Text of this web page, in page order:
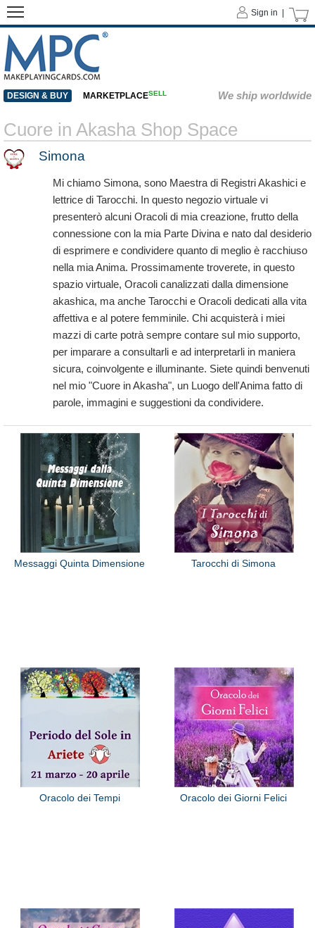
Sign in |
DESIGN & BUY MARKETPLACESELL We ship worldwide
Cuore in Akasha Shop Space
Simona
Mi chiamo Simona, sono Maestra di Registri Akashici e
lettrice di Tarocchi. In questo negozio virtuale vi
presenterò alcuni Oracoli di mia creazione, frutto della
connessione con la mia Parte Divina e nato dal desiderio
di esprimere e condividere quanto di meglio è racchiuso
nella mia Anima. Prossimamente troverete, in questo
spazio virtuale, Oracoli canalizzati dalla dimensione
akashica, ma anche Tarocchi e Oracoli dedicati alla vita
affettiva e al potere femminile. Chi acquisterà i miei
mazzi di carte potrà sempre contare sul mio supporto,
per imparare a consultarli e ad interpretarli in maniera
sicura, coinvolgente e illuminante. Siete quindi benvenuti
nel mio "Cuore in Akasha", un Luogo dell'Anima fatto di
parole, immagini e suggestioni da condividere.
Messaggi Quinta Dimensione Tarocchi di Simona
Oracolo dei Tempi Oracolo dei Giorni Felici